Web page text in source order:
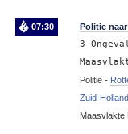
07:30 Politie
3
Politie -
Zuid-Holland
Maasvlakte